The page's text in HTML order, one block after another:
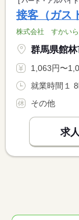
接客（ガス
株式会社 すかいら
群馬県館林
1,063円〜1,063円 ※フル
その他
求